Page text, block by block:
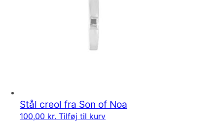
Stål creol fra Son of Noa
100,00 kr. Tilføj til kurv